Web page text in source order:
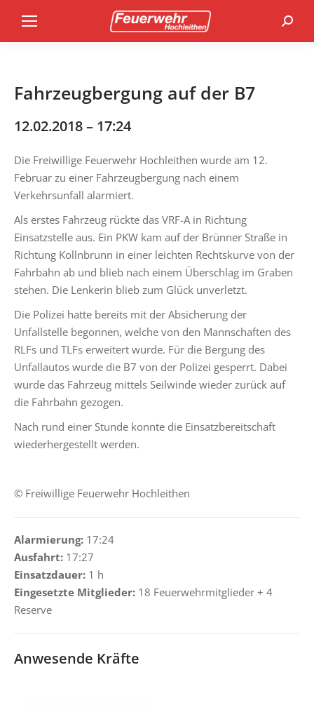
Fahrzeugbergung auf der B7
12.02.2018 – 17:24
Die Freiwillige Feuerwehr Hochleithen wurde am 12.
Februar zu einer Fahrzeugbergung nach einem
Verkehrsunfall alarmiert.
Als erstes Fahrzeug rückte das VRF-A in Richtung
Einsatzstelle aus. Ein PKW kam auf der Brünner Straße in
Richtung Kollnbrunn in einer leichten Rechtskurve von der
Fahrbahn ab und blieb nach einem Überschlag im Graben
stehen. Die Lenkerin blieb zum Glück unverletzt.
Die Polizei hatte bereits mit der Absicherung der
Unfallstelle begonnen, welche von den Mannschaften des
RLFs und TLFs erweitert wurde. Für die Bergung des
Unfallautos wurde die B7 von der Polizei gesperrt. Dabei
wurde das Fahrzeug mittels Seilwinde wieder zurück auf
die Fahrbahn gezogen.
Nach rund einer Stunde konnte die Einsatzbereitschaft
wiederhergestellt werden.
© Freiwillige Feuerwehr Hochleithen
Alarmierung: 17:24
Ausfahrt: 17:27
Einsatzdauer: 1 h
Eingesetzte Mitglieder: 18 Feuerwehrmitglieder + 4
Reserve
Anwesende Kräfte